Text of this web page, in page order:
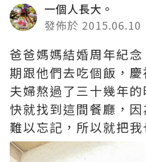
一個人長大。
發佈於 2015.06.10
爸爸媽媽結婚周年紀
期跟他們去吃個飯，
夫婦熬過了三十幾年
快就找到這間餐廳，
難以忘記，所以就把我